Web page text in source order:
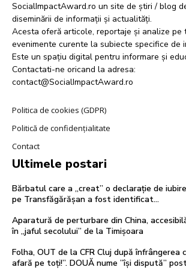
SocialImpactAward.ro un site de știri / blog
diseminării de informații și actualități.
Acesta oferă articole, reportaje și analize pe
evenimente curente la subiecte specifice de
Este un spațiu digital pentru informare și
Contactati-ne oricand la adresa:
contact@SocialImpactAward.ro
Politica de cookies (GDPR)
Politică de confidențialitate
Contact
Ultimele postari
Bărbatul care a „creat” o declarație de
pe Transfăgărășan a fost identificat…
Aparatură de perturbare din China,
în „jaful secolului” de la Timișoara
Folha, OUT de la CFR Cluj după înfrângerea
afară pe toți!”. DOUĂ nume ”își dispută”